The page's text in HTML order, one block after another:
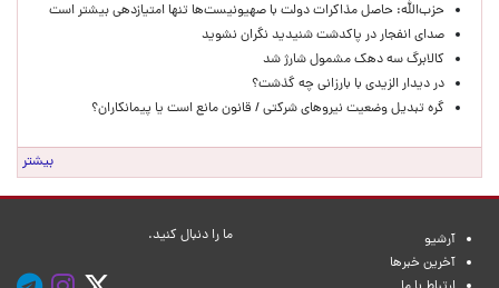
حزب‌الله: حاصل مذاکرات دولت با صهیونیست‌ها تنها امتیازدهی‌ بیشتر است
صدای انفجار در پاکدشت شنیدید نگران نشوید
کالابرگ سه دهک مشمول شارژ شد
در دیدار الزیدی با بارزانی چه گذشت؟
گره تبدیل وضعیت نیروهای شرکتی / قانون مانع است یا پیمانکاران؟
بیشتر
آرشیو
آخرین خبرها
ما را دنبال کنید.